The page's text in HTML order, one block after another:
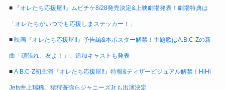
■ 『オレたち応援屋!!』ムビチケ8/28発売決定&上映劇場発表！劇場特典は
「オレたちがいつでも応援しまステッカー！」
■ 映画『オレたち応援屋!!』予告編&本ポスター解禁！主題歌はA.B.C-Zの新
曲「頑張れ、友よ！」、追加キャストも発表
■ A.B.C-Z初主演『オレたち応援屋!!』特報&ティザービジュアル解禁！HiHi
Jets井上瑞稀、猪狩蒼弥らジャニーズJr.も出演決定